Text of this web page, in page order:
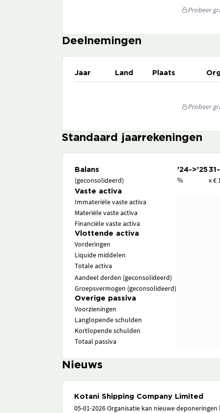
Probeer
Deelnemingen
Jaar Land Plaats
Probeer
Standaard jaarrekeningen
Balans '24->'25
(geconsolideerd) % x €
Vaste activa
Immateriële vaste activa
Materiële vaste activa
Financiële vaste activa
Vlottende activa
Vorderingen
Liquide middelen
Totale activa
Aandeel derden (geconsolideerd)
Groepsvermogen (geconsolideerd)
Overige passiva
Voorzieningen
Langlopende schulden
Kortlopende schulden
Totaal passiva
Nieuws
Kotani Shipping Company Limited
05-01-2026 Organisatie kan nieuwe